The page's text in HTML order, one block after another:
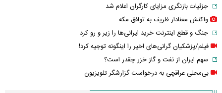
جزئیات بازنگری مزایای کارگران اعلام شد
واکنش معنادار ظریف به توافق مکه
جنگ و قطع اینترنت خرید ایرانی‌ها را زیر و رو کرد
فیلم/پزشکیان گرانی‌های اخیر را اینگونه توجیه کرد!
سهم ایران از نفت و گاز خزر چقدر است؟
بی‌محلی عراقچی به درخواست گزارشگر تلویزیون